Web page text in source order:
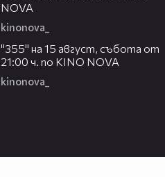
NOVA
kinonova_
"355" на 15 август, събота от
21:00 ч. по KINO NOVA
kinonova_